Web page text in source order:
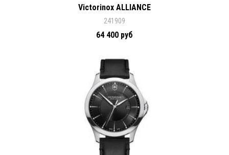
Victorinox ALLIANCE
241909
64 400 руб